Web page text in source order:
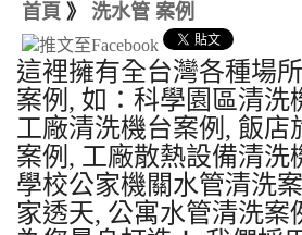
首頁 》 洗水管 案例
這裡擁有全台灣各種場
案例, 如：科學園區清洗
工廠清洗機台案例, 飯店
案例, 工廠散熱設備清洗
學校公家機關水管清洗
家透天, 公寓水管清洗案